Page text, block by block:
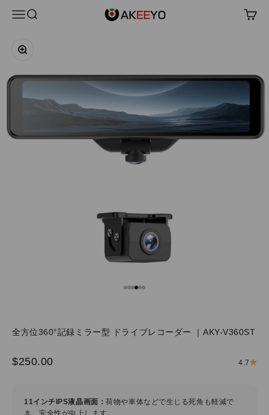
メニュー
検索 AKEEYO Japan カート
ズームイン
全方位360°記録ミラー型 ドライブレコーダー ｜AKY-V360ST
セール価格
$250.00 4.7
11インチIPS液晶画面：荷物や車体などで生じる死角も軽減で
き、安全性が向上します。